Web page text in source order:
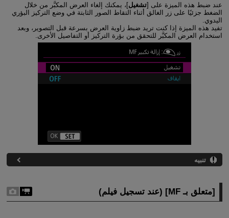
عند ضبط هذه الميزة على [تشغيل]، يمكنك إلغاء العرض المكبَّر من خلال
الضغط جزئيًا على زر الغالق أثناء التقاط الصور الثابتة في وضع التركيز البؤري
اليدوي.
تفيد هذه الميزة إذا كنت تريد ضبط زاوية العرض بسرعة قبل التصوير، وبعد
استخدام العرض المكبَّر للتحقق من بؤرة التركيز أو التفاصيل الأخرى.
تنبيه
[متعلق بـ MF ] (عند تسجيل فيلم)